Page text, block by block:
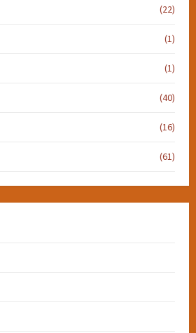
(22)
(1)
(1)
(40)
(16)
(61)